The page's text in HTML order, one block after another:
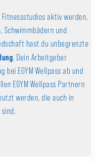
Fitnessstudios aktiv werden,
Schwimmbädern und
hast du unbegrenzte
. Dein Arbeitgeber
EGYM Wellpass ab und
EGYM Wellpass Partnern
werden, die auch in